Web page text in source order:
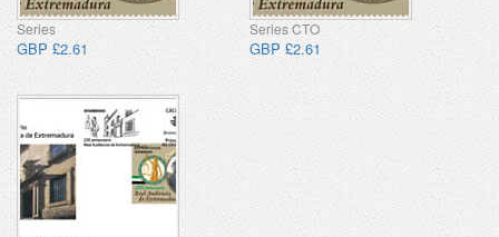
Series
GBP £2.61
Series CTO
GBP £2.61